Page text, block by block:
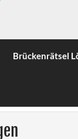
Brückenrätsel